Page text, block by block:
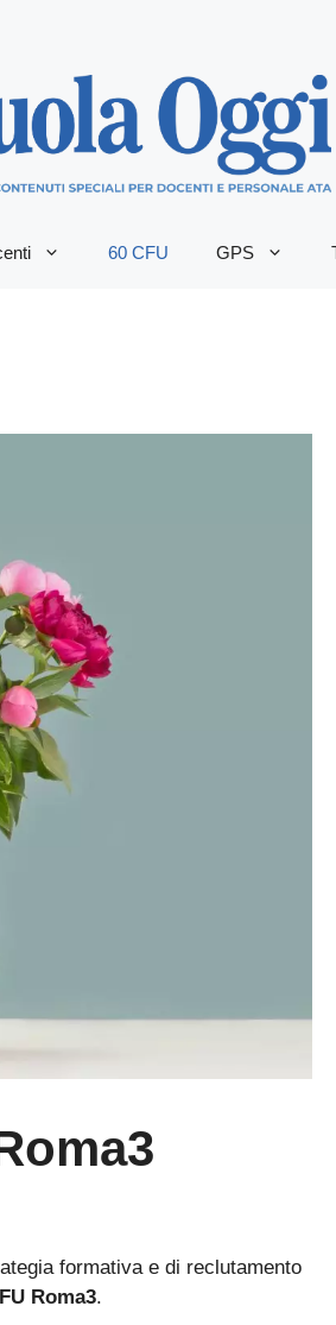
60 CFU GPS
formativa e di reclutamento
Roma3.